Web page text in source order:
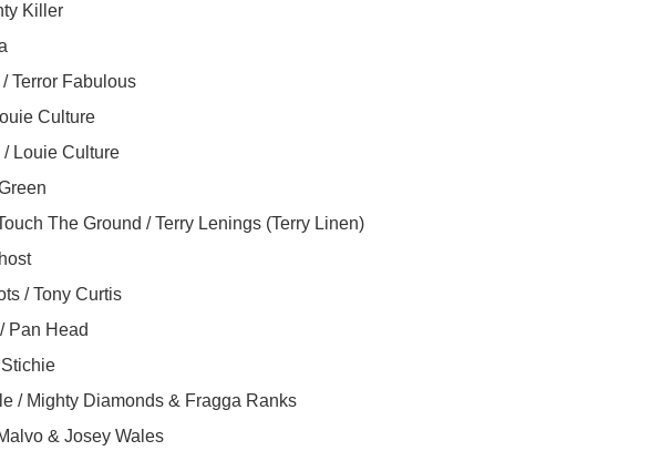
Killer
Terror Fabulous
Culture
Louie Culture
The Ground / Terry Lenings (Terry Linen)
/ Tony Curtis
Pan Head
/ Mighty Diamonds & Fragga Ranks
& Josey Wales